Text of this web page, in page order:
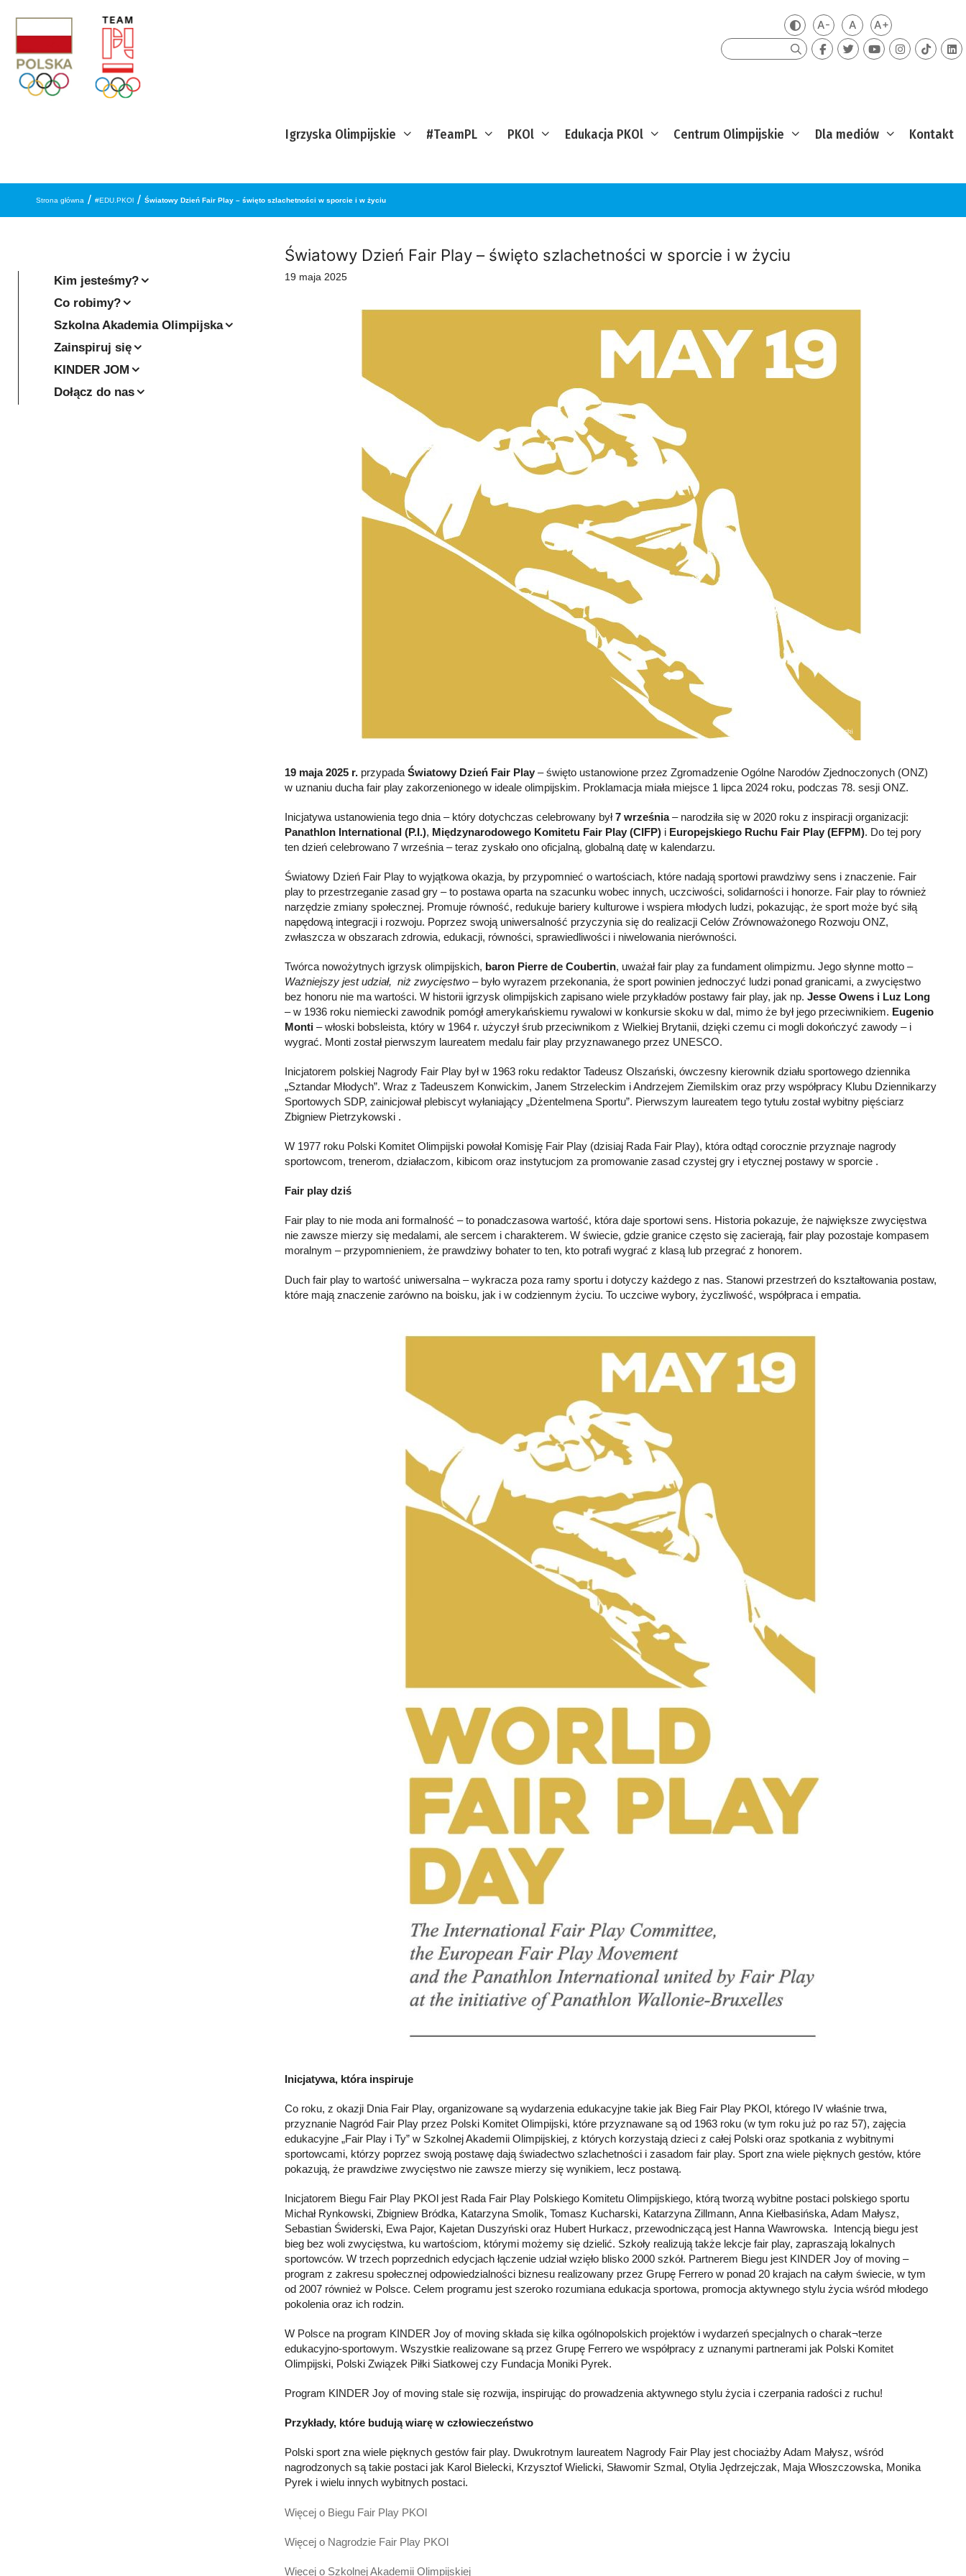
Zmień kontrast
A-Mniejsza czcionka
ADomyślna czcionka
A+Większa
Szukaj
Igrzyska Olimpijskie #TeamPL PKOl Edukacja PKOl Centrum Olimpijskie Dla mediów Kontakt
Strona główna / #EDU.PKOl / Światowy Dzień Fair Play – święto szlachetności w sporcie i w życiu
Światowy Dzień Fair Play – święto szlachetności w sporcie i w życiu
19 maja 2025
19 maja 2025 r. przypada Światowy Dzień Fair Play – święto ustanowione przez Zgromadzenie Ogólne Narodów Zjednoczonych (ONZ)
w uznaniu ducha fair play zakorzenionego w ideale olimpijskim. Proklamacja miała miejsce 1 lipca 2024 roku, podczas 78. sesji ONZ.
Inicjatywa ustanowienia tego dnia – który dotychczas celebrowany był7 września– narodziła się w 2020 roku z inspiracji organizacji:
Panathlon International (P.I.), Międzynarodowego Komitetu Fair Play (CIFP) i Europejskiego Ruchu Fair Play (EFPM). Do tej pory
ten dzień celebrowano 7 września – teraz zyskało ono oficjalną, globalną datę w kalendarzu.
Światowy Dzień Fair Play to wyjątkowa okazja, by przypomnieć o wartościach, które nadają sportowi prawdziwy sens i znaczenie. Fair
play to przestrzeganie zasad gry – to postawa oparta na szacunku wobec innych, uczciwości, solidarności i honorze. Fair play to również
narzędzie zmiany społecznej. Promuje równość, redukuje bariery kulturowe i wspiera młodych ludzi, pokazując, że sport może być siłą
napędową integracji i rozwoju. Poprzez swoją uniwersalność przyczynia się do realizacji Celów Zrównoważonego Rozwoju ONZ,
zwłaszcza w obszarach zdrowia, edukacji, równości, sprawiedliwości i niwelowania nierówności.
Twórca nowożytnych igrzysk olimpijskich, baron Pierre de Coubertin, uważał fair play za fundament olimpizmu. Jego słynne motto –
Ważniejszy jest udział, niż zwycięstwo – było wyrazem przekonania, że sport powinien jednoczyć ludzi ponad granicami, a zwycięstwo
bez honoru nie ma wartości. W historii igrzysk olimpijskich zapisano wiele przykładów postawy fair play, jak np. Jesse Owens i Luz Long
– w 1936 roku niemiecki zawodnik pomógł amerykańskiemu rywalowi w konkursie skoku w dal, mimo że był jego przeciwnikiem. Eugenio
Monti – włoski bobsleista, który w 1964 r. użyczył śrub przeciwnikom z Wielkiej Brytanii, dzięki czemu ci mogli dokończyć zawody – i
wygrać. Monti został pierwszym laureatem medalu fair play przyznawanego przez UNESCO.
Inicjatorem polskiej Nagrody Fair Play był w 1963 roku redaktor Tadeusz Olszański, ówczesny kierownik działu sportowego dziennika
„Sztandar Młodych”. Wraz z Tadeuszem Konwickim, Janem Strzeleckim i Andrzejem Ziemilskim oraz przy współpracy Klubu Dziennikarzy
Sportowych SDP, zainicjował plebiscyt wyłaniający „Dżentelmena Sportu”. Pierwszym laureatem tego tytułu został wybitny pięściarz
Zbigniew Pietrzykowski .
W 1977 roku Polski Komitet Olimpijski powołał Komisję Fair Play (dzisiaj Rada Fair Play), która odtąd corocznie przyznaje nagrody
sportowcom, trenerom, działaczom, kibicom oraz instytucjom za promowanie zasad czystej gry i etycznej postawy w sporcie .
Fair play dziś
Fair play to nie moda ani formalność – to ponadczasowa wartość, która daje sportowi sens. Historia pokazuje, że największe zwycięstwa
nie zawsze mierzy się medalami, ale sercem i charakterem. W świecie, gdzie granice często się zacierają, fair play pozostaje kompasem
moralnym – przypomnieniem, że prawdziwy bohater to ten, kto potrafi wygrać z klasą lub przegrać z honorem.
Duch fair play to wartość uniwersalna – wykracza poza ramy sportu i dotyczy każdego z nas. Stanowi przestrzeń do kształtowania postaw,
które mają znaczenie zarówno na boisku, jak i w codziennym życiu. To uczciwe wybory, życzliwość, współpraca i empatia.
Inicjatywa, która inspiruje
Co roku, z okazji Dnia Fair Play, organizowane są wydarzenia edukacyjne takie jak Bieg Fair Play PKOl, którego IV właśnie trwa,
przyznanie Nagród Fair Play przez Polski Komitet Olimpijski, które przyznawane są od 1963 roku (w tym roku już po raz 57), zajęcia
edukacyjne „Fair Play i Ty” w Szkolnej Akademii Olimpijskiej, z których korzystają dzieci z całej Polski oraz spotkania z wybitnymi
sportowcami, którzy poprzez swoją postawę dają świadectwo szlachetności i zasadom fair play. Sport zna wiele pięknych gestów, które
pokazują, że prawdziwe zwycięstwo nie zawsze mierzy się wynikiem, lecz postawą.
Inicjatorem Biegu Fair Play PKOl jest Rada Fair Play Polskiego Komitetu Olimpijskiego, którą tworzą wybitne postaci polskiego sportu
Michał Rynkowski, Zbigniew Bródka, Katarzyna Smolik, Tomasz Kucharski, Katarzyna Zillmann, Anna Kiełbasińska, Adam Małysz,
Sebastian Świderski, Ewa Pajor, Kajetan Duszyński oraz Hubert Hurkacz, przewodniczącą jest Hanna Wawrowska. Intencją biegu jest
bieg bez woli zwycięstwa, ku wartościom, którymi możemy się dzielić. Szkoły realizują także lekcje fair play, zapraszają lokalnych
sportowców. W trzech poprzednich edycjach łączenie udział wzięło blisko 2000 szkół. Partnerem Biegu jest KINDER Joy of moving –
program z zakresu społecznej odpowiedzialności biznesu realizowany przez Grupę Ferrero w ponad 20 krajach na całym świecie, w tym
od 2007 również w Polsce. Celem programu jest szeroko rozumiana edukacja sportowa, promocja aktywnego stylu życia wśród młodego
pokolenia oraz ich rodzin.
W Polsce na program KINDER Joy of moving składa się kilka ogólnopolskich projektów i wydarzeń specjalnych o charak¬terze
edukacyjno-sportowym. Wszystkie realizowane są przez Grupę Ferrero we współpracy z uznanymi partnerami jak Polski Komitet
Olimpijski, Polski Związek Piłki Siatkowej czy Fundacja Moniki Pyrek.
Program KINDER Joy of moving stale się rozwija, inspirując do prowadzenia aktywnego stylu życia i czerpania radości z ruchu!
Przykłady, które budują wiarę w człowieczeństwo
Polski sport zna wiele pięknych gestów fair play. Dwukrotnym laureatem Nagrody Fair Play jest chociażby Adam Małysz, wśród
nagrodzonych są takie postaci jak Karol Bielecki, Krzysztof Wielicki, Sławomir Szmal, Otylia Jędrzejczak, Maja Włoszczowska, Monika
Pyrek i wielu innych wybitnych postaci.
Więcej o Biegu Fair Play PKOl
Więcej o Nagrodzie Fair Play PKOl
Więcej o Szkolnej Akademii Olimpijskiej
Kim jesteśmy?
Co robimy?
Szkolna Akademia Olimpijska
Zainspiruj się
KINDER JOM
Dołącz do nas